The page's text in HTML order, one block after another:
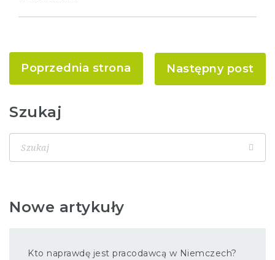
Poprzednia strona Następny post
Szukaj
Nowe artykuły
Kto naprawdę jest pracodawcą w Niemczech?